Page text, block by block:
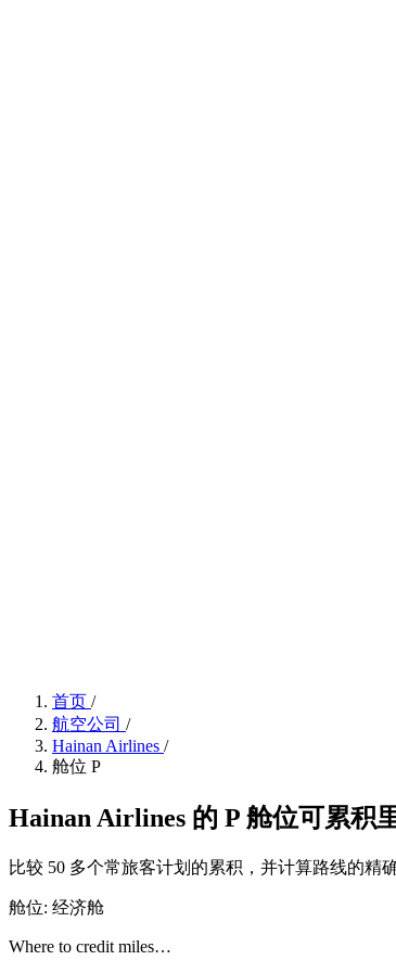
首页 /
航空公司 /
Hainan Airlines /
舱位 P
Hainan Airlines 的 P 舱位可累积
比较 50 多个常旅客计划的累积，并计算路线的精确
舱位: 经济舱
Where to credit miles…